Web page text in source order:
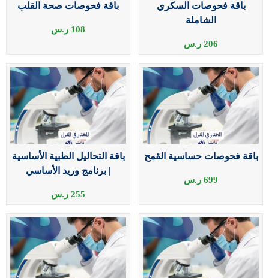
باقة فحوصات السكري
الشاملة
206 ر.س
باقة فحوصات صحة القلب
108 ر.س
باقة فحوصات حساسية القمح
699 ر.س
باقة التحاليل الطبية الأساسية
| برنامج وريد الأساسي
255 ر.س